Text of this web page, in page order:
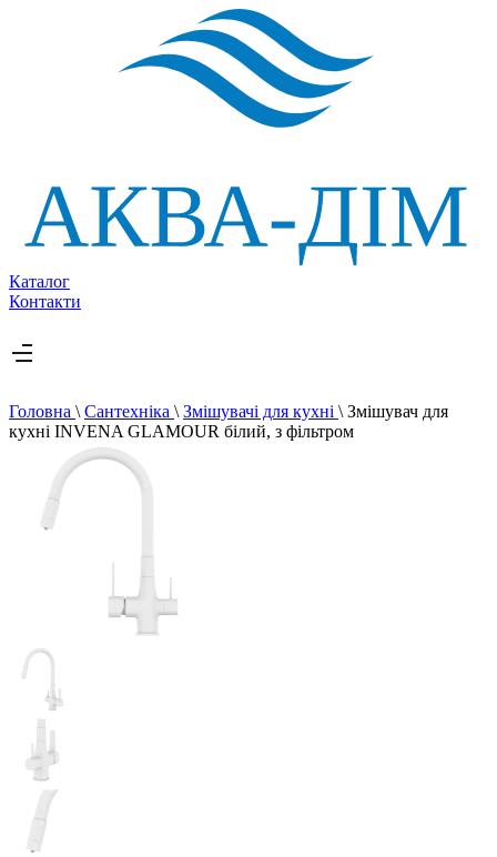
Каталог
Контакти
Головна \ Сантехніка \ Змішувачі для кухні \ Змішувач для
кухні INVENA GLAMOUR білий, з фільтром